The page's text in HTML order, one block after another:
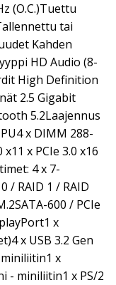
(O.C.)Tuettu
tai
Kahden
HD Audio (8-
High Definition
2.5 Gigabit
5.2Laajennus
x DIMM 288-
x PCIe 3.0 x16
4 x 7-
/ RAID 1 / RAID
600 / PCIe
x
x USB 3.2 Gen
miniliitin1 x
- miniliitin1 x PS/2